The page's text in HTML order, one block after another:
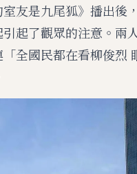
友是九尾狐》播出後
起了觀眾的注意。兩
全國民都在看柳俊烈